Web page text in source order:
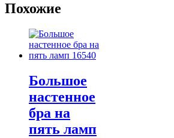
Похожие
Большое
настенное
бра на
пять ламп